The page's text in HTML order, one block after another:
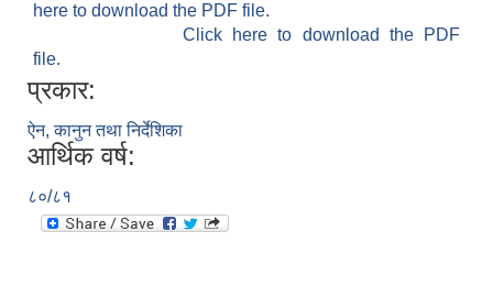
here to download the PDF file.
Click here to download the PDF
file.
प्रकार:
ऐन, कानुन तथा निर्देशिका
आर्थिक वर्ष:
८०/८१